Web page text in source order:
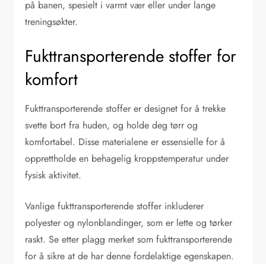
på banen, spesielt i varmt vær eller under lange
treningsøkter.
Fukttransporterende stoffer for
komfort
Fukttransporterende stoffer er designet for å trekke
svette bort fra huden, og holde deg tørr og
komfortabel. Disse materialene er essensielle for å
opprettholde en behagelig kroppstemperatur under
fysisk aktivitet.
Vanlige fukttransporterende stoffer inkluderer
polyester og nylonblandinger, som er lette og tørker
raskt. Se etter plagg merket som fukttransporterende
for å sikre at de har denne fordelaktige egenskapen.